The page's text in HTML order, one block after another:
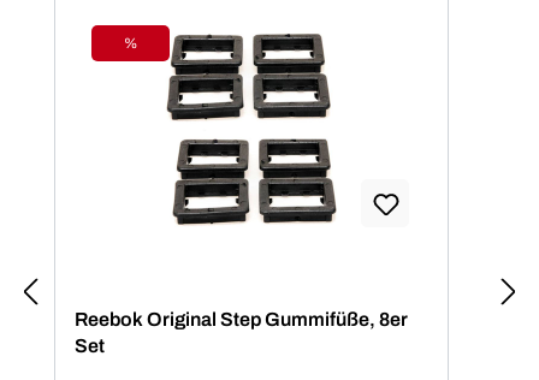
gemacht. Dabei eignet sich das
funktionale Design des Reebok Steps
gleichermaßen für Aerobic,
auch für allgemeine Fitness Workouts -
auf dem Step, über den Step, mit dem
Step oder Step Dance - alles ist
des Dauereinsatzes in Studios oder
Rabatt
%
Reebok Original Step Gummifüße, 8er
Set